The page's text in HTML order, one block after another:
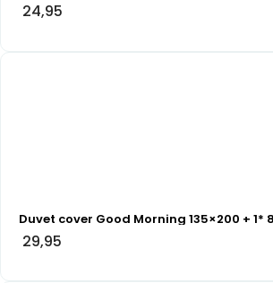
24,95
Duvet cover Good Morning 135×200 + 1*
29,95